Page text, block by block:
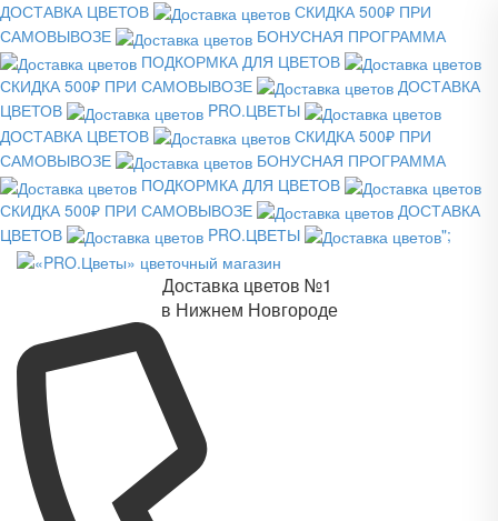
ДОСТАВКА ЦВЕТОВ
СКИДКА 500₽ ПРИ
САМОВЫВОЗЕ
БОНУСНАЯ ПРОГРАММА
ПОДКОРМКА ДЛЯ ЦВЕТОВ
СКИДКА 500₽ ПРИ САМОВЫВОЗЕ
ДОСТАВКА
ЦВЕТОВ
PRO.ЦВЕТЫ
ДОСТАВКА ЦВЕТОВ
СКИДКА 500₽ ПРИ
САМОВЫВОЗЕ
БОНУСНАЯ ПРОГРАММА
ПОДКОРМКА ДЛЯ ЦВЕТОВ
СКИДКА 500₽ ПРИ САМОВЫВОЗЕ
ДОСТАВКА
ЦВЕТОВ
PRO.ЦВЕТЫ ";
Доставка цветов №1
в Нижнем Новгороде